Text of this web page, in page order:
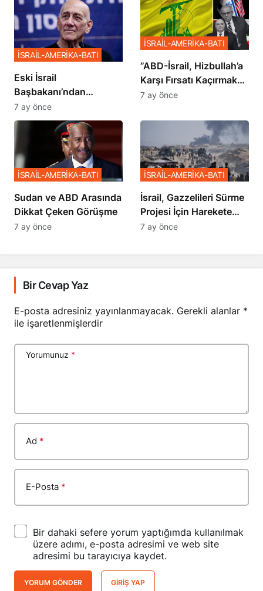
Eski İsrail
Başbakanı’ndan
Netanyahu’ya Ağır
Sözler
İSRAİL-AMERİKA-BATI
7 ay önce
​​​​​​​”ABD-İsrail, Hizbullah’a
Karşı Fırsatı Kaçırmak
İstemiyor”
İSRAİL-AMERİKA-BATI
7 ay önce
Sudan ve ABD Arasında
Dikkat Çeken Görüşme
İSRAİL-AMERİKA-BATI
7 ay önce
İsrail, Gazzelileri Sürme
Projesi İçin Harekete
Geçti
İSRAİL-AMERİKA-BATI
7 ay önce
Bir Cevap Yaz
E-posta adresiniz yayınlanmayacak. Gerekli alanlar *
ile işaretlenmişlerdir
Yorumunuz *
Ad *
E-Posta *
Bir dahaki sefere yorum yaptığımda kullanılmak
üzere adımı, e-posta adresimi ve web site
adresimi bu tarayıcıya kaydet.
YORUM GÖNDER GIRIŞ YAP